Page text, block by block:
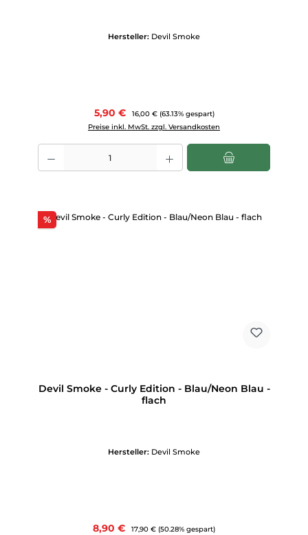
Hersteller: Devil Smoke
Verkaufspreis:
5,90 € Regulärer Preis:
16,00 € (63.13% gespart)
Preise inkl. MwSt. zzgl. Versandkosten
Produkt Anzahl: Gib den gewünschten Wert ein oder benutze die
%Rabatt
Devil Smoke - Curly Edition - Blau/Neon Blau -
flach
Hersteller: Devil Smoke
Verkaufspreis:
8,90 € Regulärer Preis:
17,90 € (50.28% gespart)